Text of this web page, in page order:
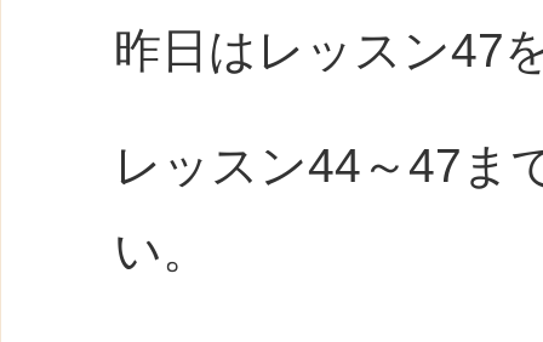
昨日はレッスン47
レッスン44～47ま
い。